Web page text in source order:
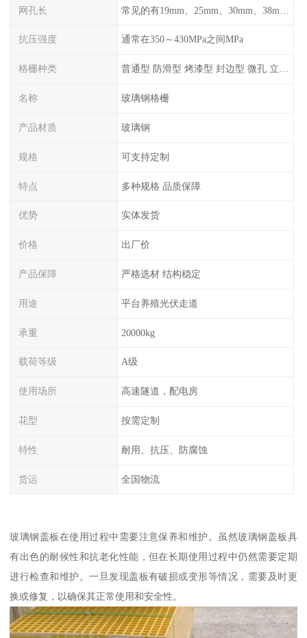
网孔长
抗压强度 通常在350～430MPa之间MPa
格栅种类 普通型 防滑型 ‌烤漆型 封边型 ‌微孔 立体 加砂覆面型 平面型
名称 玻璃钢格栅
产品材质 玻璃钢
规格 可支持定制
特点 多种规格 品质保障
优势 实体发货
价格 出厂价
产品保障 严格选材 结构稳定
用途 平台养殖光伏走道
承重 20000kg
载荷等级 A级
使用场所 高速隧道，配电房
花型 按需定制
特性 耐用、抗压、防腐蚀
货运 全国物流
玻璃钢盖板在使用过程中需要注意保养和维护。虽然玻璃钢盖板具
有出色的耐候性和抗老化性能，但在长期使用过程中仍然需要定期
进行检查和维护。一旦发现盖板有破损或变形等情况，需要及时更
换或修复，以确保其正常使用和安全性。